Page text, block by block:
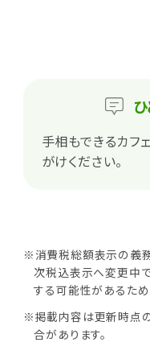
手相もできるカフ
がけください。
※消費税総額表示の義
次税込表示へ変更中
する可能性があるため
※掲載内容は更新時点
合があります。